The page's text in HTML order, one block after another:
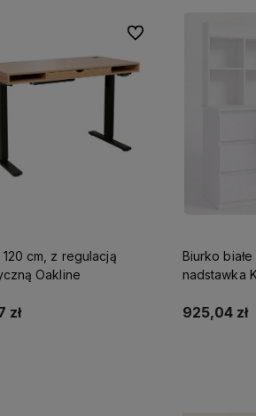
cm, z regulacją
Oakline
zł
Do ulubionych
Biurko
nadstawka
925,04 zł